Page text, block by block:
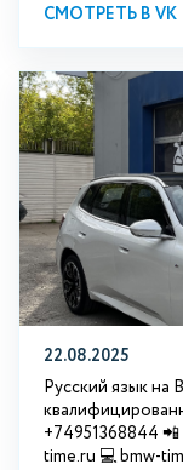
СМОТРЕТЬ В VK
22.08.2025
Русский язык на
+74951368844
time.ru 💻 bmw-